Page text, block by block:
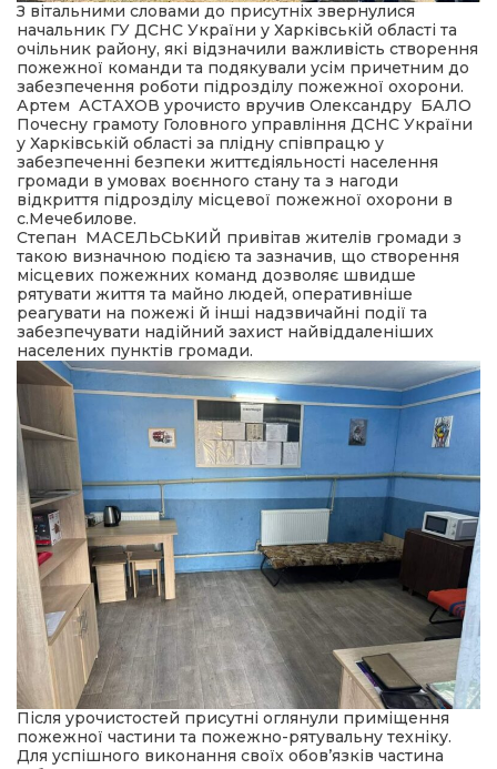
З вітальними словами до присутніх звернулися
начальник ГУ ДСНС України у Харківській області та
очільник району, які відзначили важливість створення
пожежної команди та подякували усім причетним до
забезпечення роботи підрозділу пожежної охорони.
Артем АСТАХОВ урочисто вручив Олександру БАЛО
Почесну грамоту Головного управління ДСНС України
у Харківській області за плідну співпрацю у
забезпеченні безпеки життєдіяльності населення
громади в умовах воєнного стану та з нагоди
відкриття підрозділу місцевої пожежної охорони в
с.Мечебилове.
Степан МАСЕЛЬСЬКИЙ привітав жителів громади з
такою визначною подією та зазначив, що створення
місцевих пожежних команд дозволяє швидше
рятувати життя та майно людей, оперативніше
реагувати на пожежі й інші надзвичайні події та
забезпечувати надійний захист найвіддаленіших
населених пунктів громади.
Після урочистостей присутні оглянули приміщення
пожежної частини та пожежно-рятувальну техніку.
Для успішного виконання своїх обов’язків частина